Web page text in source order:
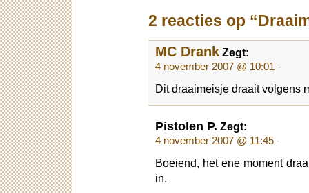
2 reacties op
MC Drank Zegt:
4 november 2007 @ 10:01 -
Dit draaimeisje draait volgens
Pistolen P. Zegt:
4 november 2007 @ 11:45 -
Boeiend, het ene moment
in.